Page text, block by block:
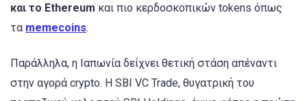
και το Ethereum και πιο κερδοσκοπικών tokens όπως
τα memecoins.
Παράλληλα, η Ιαπωνία δείχνει θετική στάση απέναντι
στην αγορά crypto. Η SBI VC Trade, θυγατρική του